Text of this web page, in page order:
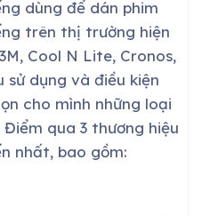
dùng để dán phim
trên thị trường hiện
Cool N Lite, Cronos,
sử dụng và điều kiện
cho mình những loại
qua 3 thương hiệu
nhất, bao gồm: